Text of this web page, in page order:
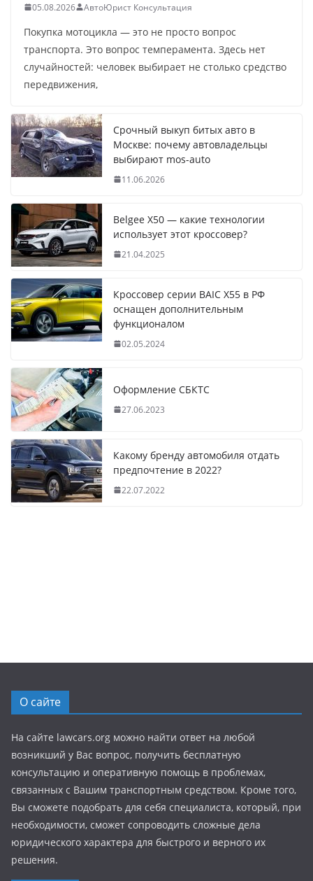
05.08.2026 АвтоЮрист Консультация
Покупка мотоцикла — это не просто вопрос
транспорта. Это вопрос темперамента. Здесь нет
случайностей: человек выбирает не столько средство
передвижения,
Срочный выкуп битых авто в
Москве: почему автовладельцы
выбирают mos-auto
11.06.2026
Belgee X50 — какие технологии
использует этот кроссовер?
21.04.2025
Кроссовер серии BAIC X55 в РФ
оснащен дополнительным
функционалом
02.05.2024
Оформление СБКТС
27.06.2023
Какому бренду автомобиля отдать
предпочтение в 2022?
22.07.2022
О сайте
На сайте lawcars.org можно найти ответ на любой
возникший у Вас вопрос, получить бесплатную
консультацию и оперативную помощь в проблемах,
связанных с Вашим транспортным средством. Кроме того,
Вы сможете подобрать для себя специалиста, который, при
необходимости, сможет сопроводить сложные дела
юридического характера для быстрого и верного их
решения.